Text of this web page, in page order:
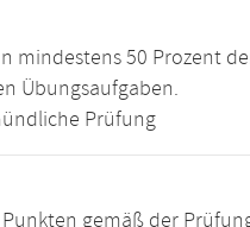
mindestens 50 Prozent
Übungsaufgaben.
Prüfung
gemäß der